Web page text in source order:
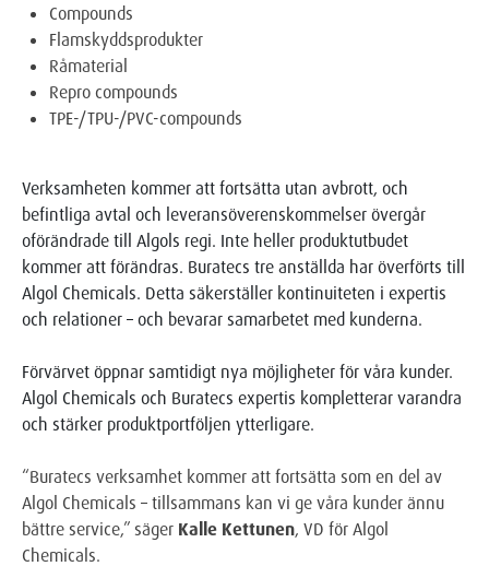
Compounds
Flamskyddsprodukter
Råmaterial
Repro compounds
TPE-/TPU-/PVC-compounds
Verksamheten kommer att fortsätta utan avbrott, och
befintliga avtal och leveransöverenskommelser övergår
oförändrade till Algols regi. Inte heller produktutbudet
kommer att förändras. Buratecs tre anställda har överförts till
Algol Chemicals. Detta säkerställer kontinuiteten i expertis
och relationer – och bevarar samarbetet med kunderna.
Förvärvet öppnar samtidigt nya möjligheter för våra kunder.
Algol Chemicals och Buratecs expertis kompletterar varandra
och stärker produktportföljen ytterligare.
“Buratecs verksamhet kommer att fortsätta som en del av
Algol Chemicals – tillsammans kan vi ge våra kunder ännu
bättre service,” säger Kalle Kettunen, VD för Algol
Chemicals.